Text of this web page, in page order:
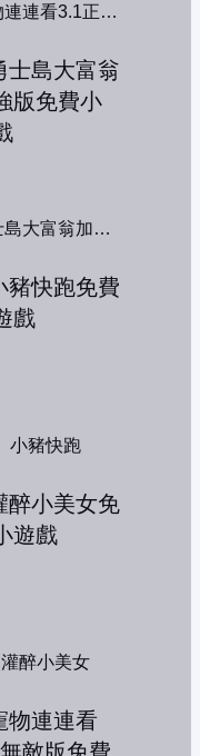
寵物連連看3.1正式版
勇士島大富翁加強版
小豬快跑
灌醉小美女